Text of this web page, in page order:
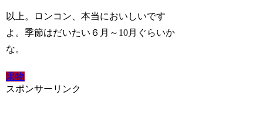
以上。ロンコン、本当においしいです
よ。季節はだいたい６月～10月ぐらいか
な。
果物
スポンサーリンク